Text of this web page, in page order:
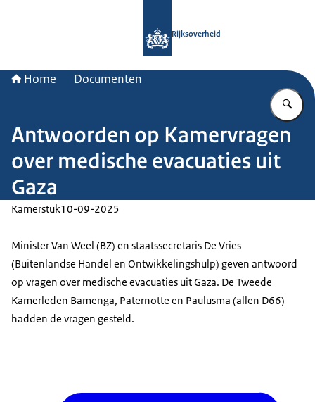
Rijksoverheid
Home Documenten
Antwoorden op Kamervragen
over medische evacuaties uit
Gaza
Kamerstuk10-09-2025
Minister Van Weel (BZ) en staatssecretaris De Vries
(Buitenlandse Handel en Ontwikkelingshulp) geven antwoord
op vragen over medische evacuaties uit Gaza. De Tweede
Kamerleden Bamenga, Paternotte en Paulusma (allen D66)
hadden de vragen gesteld.